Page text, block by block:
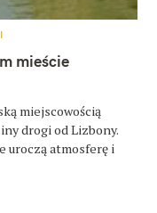
mieście
miejscowością
drogi od Lizbony.
uroczą atmosferę i